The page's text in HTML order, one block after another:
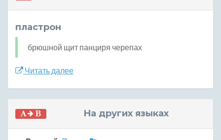
пластрон
брюшной щит панциря черепах
Читать далее
На других языках